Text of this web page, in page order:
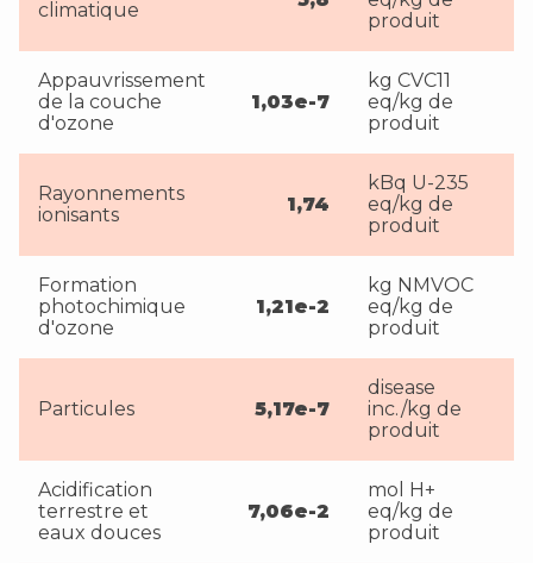
climatique
produit
Appauvrissement
de la couche
d'ozone
1,03e-7
kg CVC11
eq/kg de
produit
Rayonnements
ionisants
1,74
kBq U-235
eq/kg de
produit
Formation
photochimique
d'ozone
1,21e-2
kg NMVOC
eq/kg de
produit
Particules 5,17e-7
disease
inc./kg de
produit
Acidification
terrestre et
eaux douces
7,06e-2
mol H+
eq/kg de
produit